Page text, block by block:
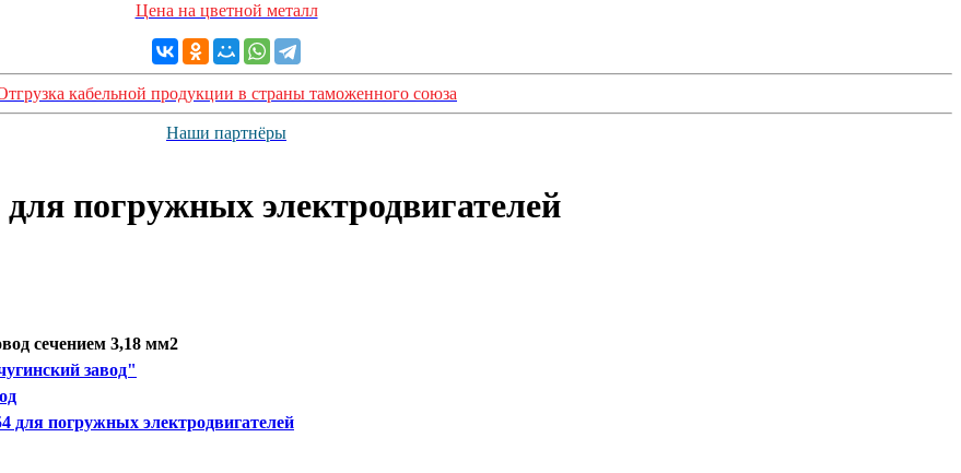
Цена на цветной металл
кабельной продукции в страны таможенного союза
Наши партнёры
погружных электродвигателей
сечением 3,18 мм2
завод"
погружных электродвигателей